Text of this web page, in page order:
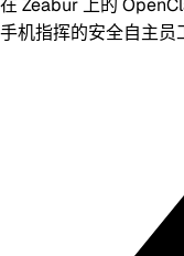
在 Zeabur 上的
手机指挥的安全自主员